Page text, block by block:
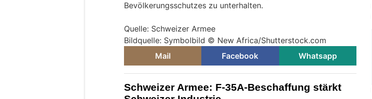
Bevölkerungsschutzes zu unterhalten.
Quelle: Schweizer Armee
Bildquelle: Symbolbild © New Africa/Shutterstock.com
Mail
Facebook Whatsapp
Schweizer Armee: F-35A-Beschaffung stärkt